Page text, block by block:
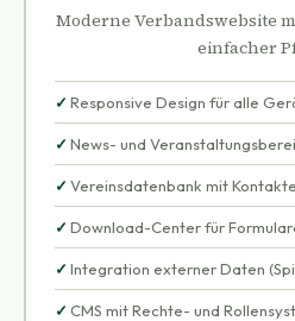
Moderne Verbandswebsite
einfacher
Responsive Design für alle
News- und
Vereinsdatenbank mit
Download-Center für
Integration externer Daten
CMS mit Rechte- und